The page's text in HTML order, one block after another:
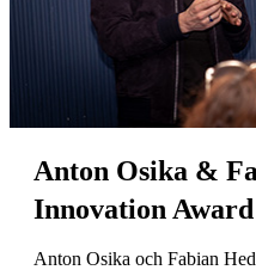
Anton Osika &
Innovation Award
Anton Osika och Fabian